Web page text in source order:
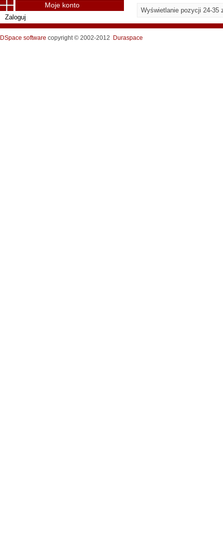
Wyświetlanie pozycji 24-35
Moje konto
Zaloguj
DSpace software copyright © 2002-2012 Duraspace